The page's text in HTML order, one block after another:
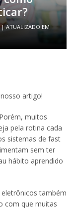
| ATUALIZADO EM
artigo!
muitos
pela rotina cada
sistemas de fast
sem ter
hábito aprendido
também
com que muitas